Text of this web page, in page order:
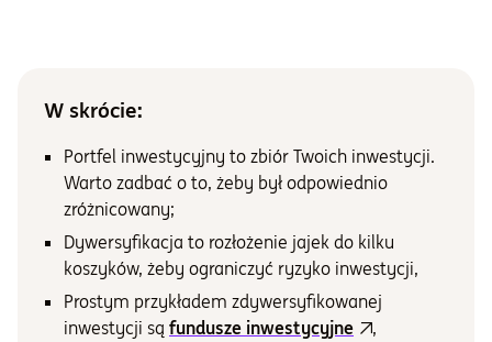
W skrócie:
Portfel inwestycyjny to zbiór Twoich inwestycji.
Warto zadbać o to, żeby był odpowiednio
zróżnicowany;
Dywersyfikacja to rozłożenie jajek do kilku
koszyków, żeby ograniczyć ryzyko inwestycji,
Prostym przykładem zdywersyfikowanej
inwestycji są fundusze inwestycyjne
,